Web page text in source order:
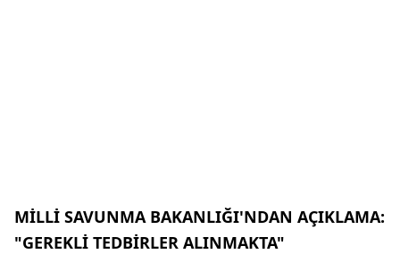
MİLLİ SAVUNMA BAKANLIĞI'NDAN AÇIKLAMA:
"GEREKLİ TEDBİRLER ALINMAKTA"